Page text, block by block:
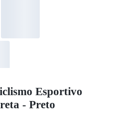
Esportivo
- Preto